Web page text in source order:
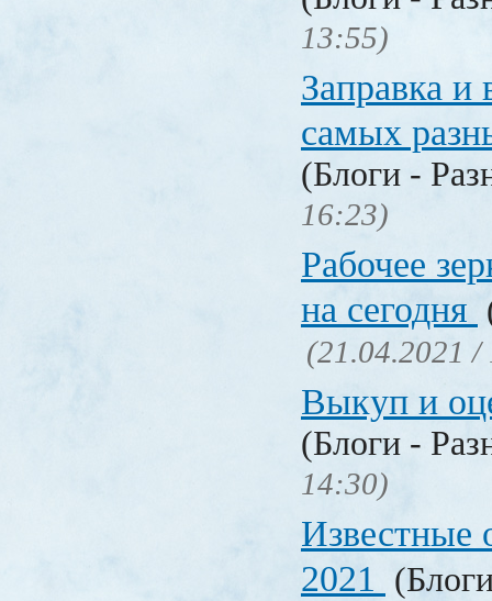
13:55)
Заправка и
самых
(Блоги -
16:23)
Рабочее
на сегодня
(21.04.2021 /
Выкуп и
(Блоги -
14:30)
Известные
2021